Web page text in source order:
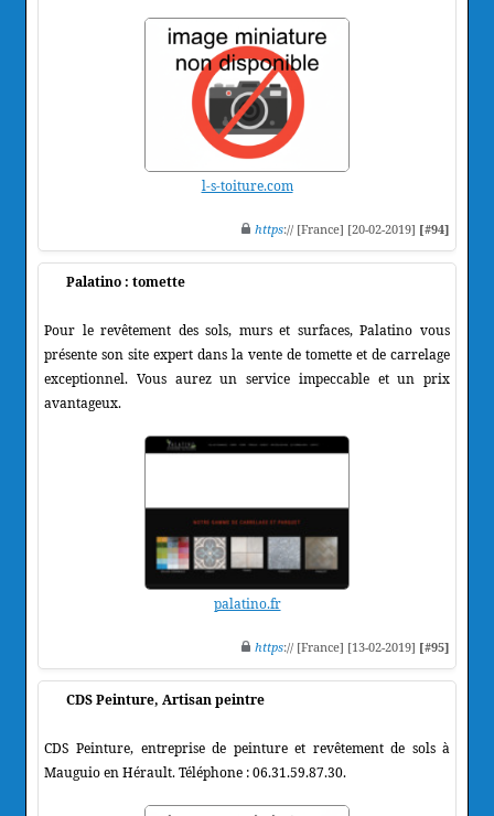
l-s-toiture.com
https:// [France] [20-02-2019] [#94]
Palatino : tomette
Pour le revêtement des sols, murs et surfaces, Palatino vous
présente son site expert dans la vente de tomette et de carrelage
exceptionnel. Vous aurez un service impeccable et un prix
avantageux.
palatino.fr
https:// [France] [13-02-2019] [#95]
CDS Peinture, Artisan peintre
CDS Peinture, entreprise de peinture et revêtement de sols à
Mauguio en Hérault. Téléphone : 06.31.59.87.30.